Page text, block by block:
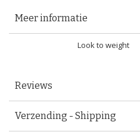
Meer informatie
Look to weight
Reviews
Verzending - Shipping